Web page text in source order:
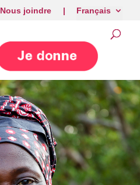
Nous joindre | Français